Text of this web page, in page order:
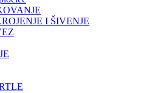
I ŠIVENJE